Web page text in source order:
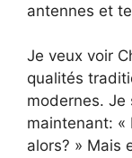
antennes et
Je veux voir
qualités
modernes. Je
maintenant: «
alors? » Mais